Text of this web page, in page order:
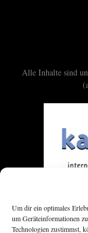
Um dir ein optimales
um Geräteinformationen
Technologien zustimmst,
Alle Inhalte sind